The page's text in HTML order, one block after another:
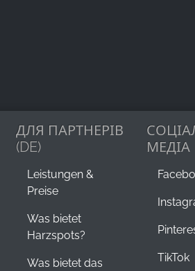
ДЛЯ ПАРТНЕРІВ
(DE)
Leistungen &
Preise
Was bietet
Harzspots?
Was bietet das
МЕДІА
TikTok